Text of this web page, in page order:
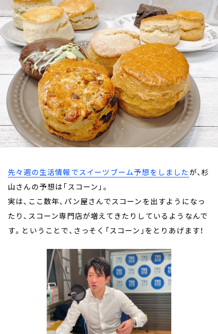
お知らせ
イベント・グッズ
YouTube
会社情報
先々週の生活情報でスイーツブーム予想をしましたが、杉
山さんの予想は「スコーン」。
実は、ここ数年、パン屋さんでスコーンを出すようになっ
たり、スコーン専門店が増えてきたりしているようなんで
す。ということで、さっそく「スコーン」をとりあげます！